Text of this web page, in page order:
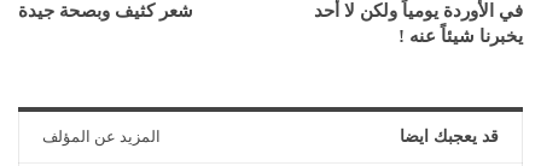
في الأوردة يومياً ولكن لا أحد
يخبرنا شيئاً عنه !
شعر كثيف وبصحة جيدة
قد يعجبك ايضا المزيد عن المؤلف